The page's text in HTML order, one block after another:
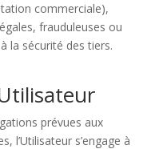
commerciale),
frauduleuses ou
la sécurité des tiers.
prévues aux
l’Utilisateur s’engage à